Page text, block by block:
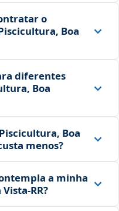
o
Boa
diferentes
Boa
Boa
menos?
a minha